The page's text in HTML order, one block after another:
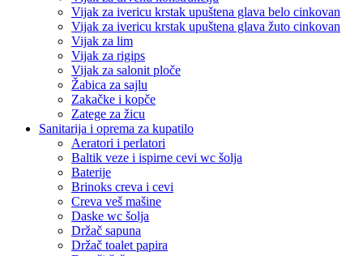
Vijak za ivericu krstak upuštena glava belo cinkovan
Vijak za ivericu krstak upuštena glava žuto cinkovan
Vijak za lim
Vijak za rigips
Vijak za salonit ploče
Žabica za sajlu
Zakačke i kopče
Zatege za žicu
Sanitarija i oprema za kupatilo
Aeratori i perlatori
Baltik veze i ispirne cevi wc šolja
Baterije
Brinoks creva i cevi
Creva veš mašine
Daske wc šolja
Držač sapuna
Držač toalet papira